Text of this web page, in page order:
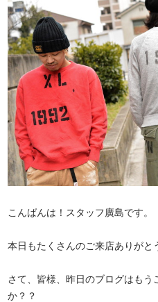
こんばんは！スタッフ廣島です。
本日もたくさんのご来店ありがと
さて、皆様、昨日のブログはもう
か？？